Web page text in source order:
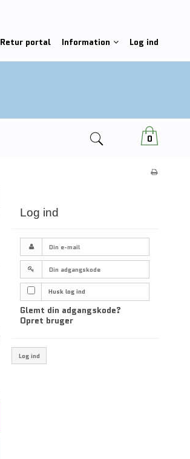
Retur portal Information Log ind
0
Log ind
Husk log ind
Glemt din adgangskode?
Opret bruger
Log ind